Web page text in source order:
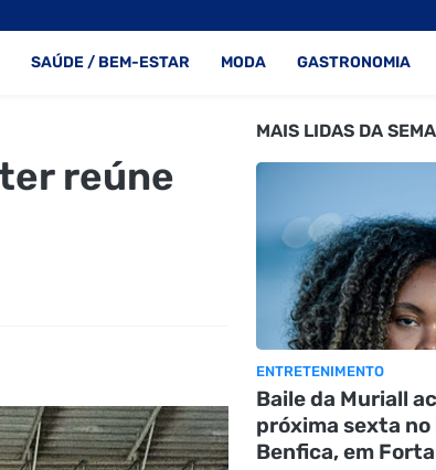
SAÚDE / BEM-ESTAR MODA GASTRONOMIA
reúne
MAIS LIDAS DA
ENTRETENIMENTO
Baile da Muriall
próxima sexta
Benfica, em